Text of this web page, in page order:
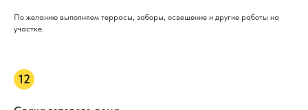
По желанию выполняем террасы, заборы, освещение и другие работы на
участке.